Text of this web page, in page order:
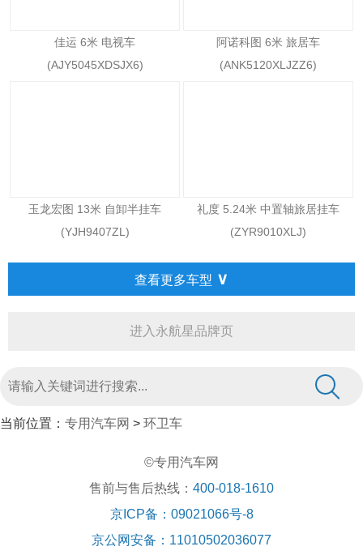
佳运 6米 电视车
(AJY5045XDSJX6)
阿诺科图 6米 旅居车
(ANK5120XLJZZ6)
玉龙宏图 13米 自卸半挂车
(YJH9407ZL)
礼度 5.24米 中置轴旅居挂车
(ZYR9010XLJ)
查看更多车型 ∨
进入永航星品牌页
当前位置： 专用汽车网 > 环卫车
©专用汽车网
售前与售后热线： 400-018-1610
京ICP备：09021066号-8
京公网安备：11010502036077